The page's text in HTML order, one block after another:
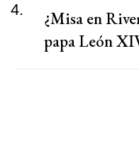
4.
¿Misa en
papa León